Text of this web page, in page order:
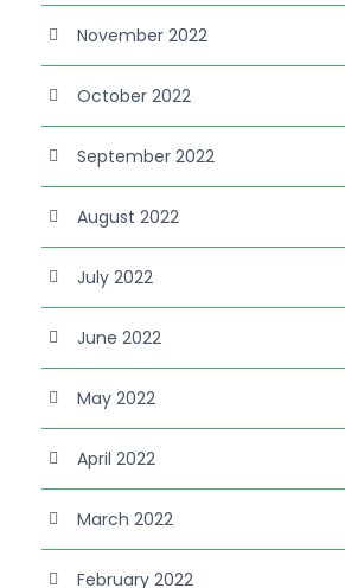
November 2022
October 2022
September 2022
August 2022
July 2022
June 2022
May 2022
April 2022
March 2022
February 2022